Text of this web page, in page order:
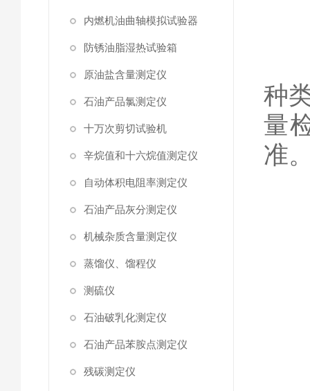
内燃机油曲轴模拟试验器
防锈油脂湿热试验箱
原油盐含量测定仪
石油产品氯测定仪
十万次剪切试验机
辛烷值和十六烷值测定仪
自动体积电阻率测定仪
石油产品灰分测定仪
机械杂质含量测定仪
蒸馏仪、馏程仪
测硫仪
石油破乳化测定仪
石油产品苯胺点测定仪
残碳测定仪
种
量
准